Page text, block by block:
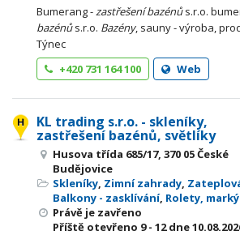
Bumerang -zastřešení bazénůs.r.o.
bazénůs.r.o. Bazény, sauny - výroba,
Týnec
+420 731 164 100
Web
KL trading s.r.o. - skleníky,
zastřešení bazénů, světlíky
Husova třída 685/17, 370 05 České
Budějovice
Skleníky, Zimní zahrady,
Balkony - zasklívání, Rolety,
Právě je zavřeno
Příště otevřeno 9 - 12dne